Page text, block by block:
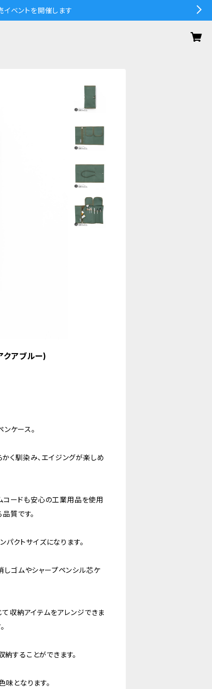
ベントを開催します
アブルー)
ケース。
く馴染み、エイジングが楽しめ
コードも安心の工業用品を使用
質です。
クトサイズになります。
しゴムやシャープペンシル芯ケ
収納アイテムをアレンジできま
することができます。
となります。